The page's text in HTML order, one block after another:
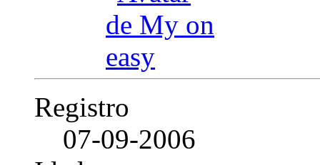
Registro
07-09-2006